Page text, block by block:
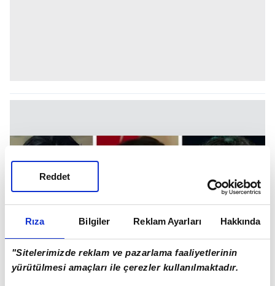
Rıza Bilgiler Reklam Ayarları Hakkında
"Sitelerimizde reklam ve pazarlama faaliyetlerinin
yürütülmesi amaçları ile çerezler kullanılmaktadır.
Reddet